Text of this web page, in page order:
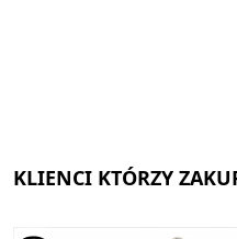
KLIENCI KTÓRZY